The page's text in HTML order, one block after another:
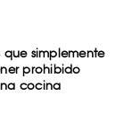
que simplemente
prohibido
cocina